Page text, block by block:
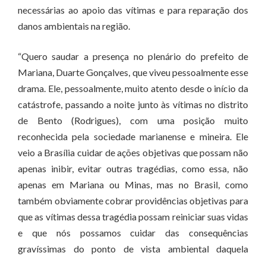
necessárias ao apoio das vítimas e para reparação dos
danos ambientais na região.
“Quero saudar a presença no plenário do prefeito de
Mariana, Duarte Gonçalves, que viveu pessoalmente esse
drama. Ele, pessoalmente, muito atento desde o início da
catástrofe, passando a noite junto às vítimas no distrito
de Bento (Rodrigues), com uma posição muito
reconhecida pela sociedade marianense e mineira. Ele
veio a Brasília cuidar de ações objetivas que possam não
apenas inibir, evitar outras tragédias, como essa, não
apenas em Mariana ou Minas, mas no Brasil, como
também obviamente cobrar providências objetivas para
que as vítimas dessa tragédia possam reiniciar suas vidas
e que nós possamos cuidar das consequências
gravíssimas do ponto de vista ambiental daquela